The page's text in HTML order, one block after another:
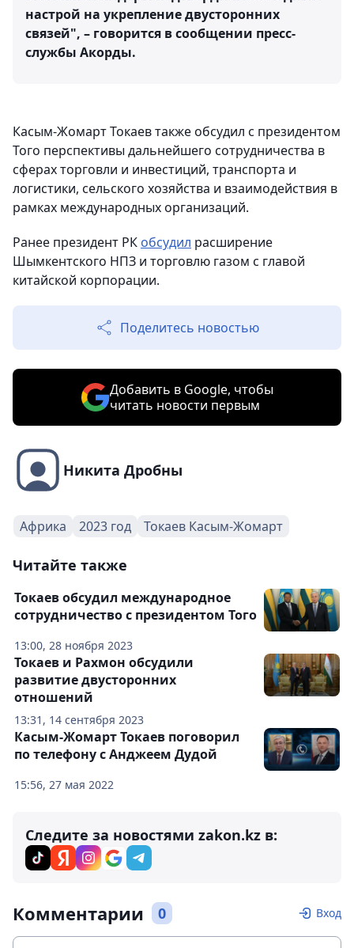
настрой на укрепление двусторонних
связей", – говорится в сообщении пресс-
службы Акорды.
Касым-Жомарт Токаев также обсудил с президентом
Того перспективы дальнейшего сотрудничества в
сферах торговли и инвестиций, транспорта и
логистики, сельского хозяйства и взаимодействия в
рамках международных организаций.
Ранее президент РК обсудил расширение
Шымкентского НПЗ и торговлю газом с главой
китайской корпорации.
Поделитесь новостью
Добавить в Google, чтобы
читать новости первым
Никита Дробны
Африка 2023 год Токаев Касым-Жомарт
Читайте также
13:00, 28 ноября 2023
Токаев обсудил международное
сотрудничество с президентом Того
13:31, 14 сентября 2023
Токаев и Рахмон обсудили
развитие двусторонних
отношений
15:56, 27 мая 2022
Касым-Жомарт Токаев поговорил
по телефону с Анджеем Дудой
Следите за новостями zakon.kz в:
Комментарии 0 Вход